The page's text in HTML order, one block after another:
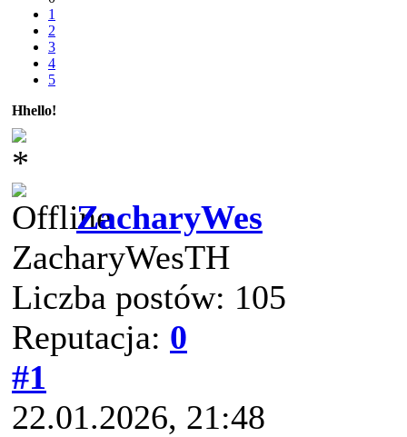
1
2
3
4
5
Hhello!
ZacharyWes
ZacharyWesTH
Liczba postów: 105
Reputacja: 0
#1
22.01.2026, 21:48